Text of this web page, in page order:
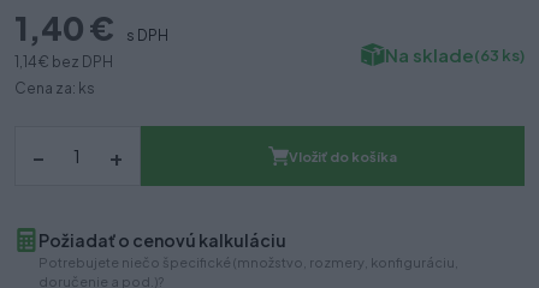
1,40 €
s DPH
1,14 € bez DPH
Cena za: ks
Na sklade(63 ks)
– + Vložiť do košíka
Požiadať o cenovú kalkuláciu
Potrebujete niečo špecifické (množstvo, rozmery, konfiguráciu,
doručenie a pod.)?